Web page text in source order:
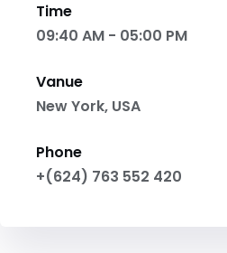
Time
09:40 AM - 05:00 PM
Vanue
New York, USA
Phone
+(624) 763 552 420